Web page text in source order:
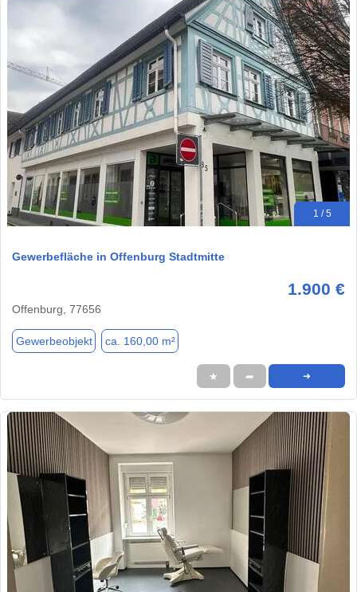
1 / 5
Gewerbefläche in Offenburg Stadtmitte
1.900 €
Offenburg, 77656
Gewerbeobjekt ca. 160,00 m²
★ ➦ ➜